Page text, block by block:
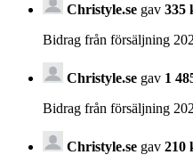
Christyle.se gav 335
Bidrag från försäljning
Christyle.se gav 1
Bidrag från försäljning
Christyle.se gav 210